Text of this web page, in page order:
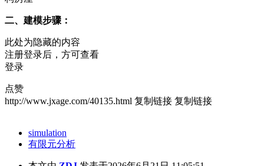
二、建模步骤：
此处为隐藏的内容
注册登录后，方可查看
登录
点赞
http://www.jxage.com/40135.html 复制链接 复制链接
simulation
有限元分析